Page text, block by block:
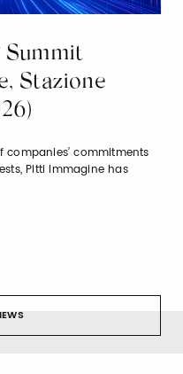
Summit
Stazione
commitments
Pitti Immagine has